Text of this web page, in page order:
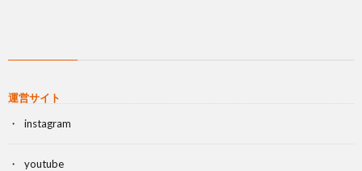
運営サイト
instagram
youtube